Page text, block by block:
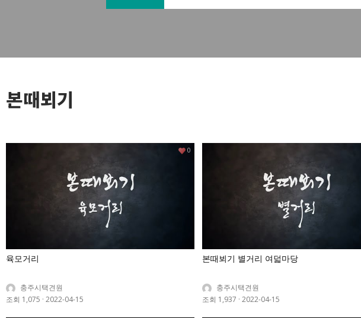
본때뵈기
육모거리
충주시택견원
조회 1,075 · 2022-04-15
0
본때뵈기 별거리 여덟마당
충주시택견원
조회 1,937 · 2022-04-15